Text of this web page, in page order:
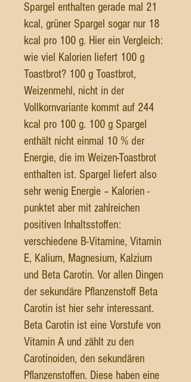
Spargel enthalten gerade mal 21
kcal, grüner Spargel sogar nur 18
kcal pro 100 g. Hier ein Vergleich:
wie viel Kalorien liefert 100 g
Toastbrot? 100 g Toastbrot,
Weizenmehl, nicht in der
Vollkornvariante kommt auf 244
kcal pro 100 g. 100 g Spargel
enthält nicht einmal 10 % der
Energie, die im Weizen-Toastbrot
enthalten ist. Spargel liefert also
sehr wenig Energie – Kalorien -
punktet aber mit zahlreichen
positiven Inhaltsstoffen:
verschiedene B-Vitamine, Vitamin
E, Kalium, Magnesium, Kalzium
und Beta Carotin. Vor allen Dingen
der sekundäre Pflanzenstoff Beta
Carotin ist hier sehr interessant.
Beta Carotin ist eine Vorstufe von
Vitamin A und zählt zu den
Carotinoiden, den sekundären
Pflanzenstoffen. Diese haben eine